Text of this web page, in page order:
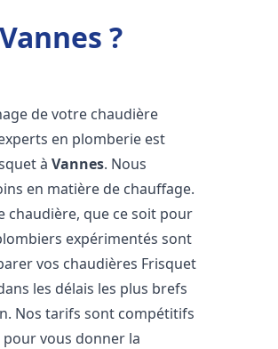
?
de votre chaudière
en plomberie est
àVannes. Nous
en matière de chauffage.
chaudière, que ce soit pour
expérimentés sont
vos chaudières Frisquet
les délais les plus brefs
Nos tarifs sont compétitifs
vous donner la